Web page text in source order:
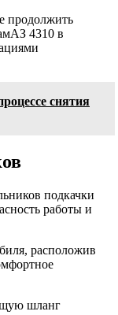
продолжить
4310 в
снятия
подкачки
работы и
расположив
шланг